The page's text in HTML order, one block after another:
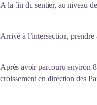
A la fin du sentier, au niveau
Arrivé à l’intersection,
Après avoir parcouru environ
croissement en direction des